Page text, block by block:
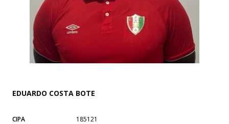
EDUARDO COSTA BOTE
CIPA
185121